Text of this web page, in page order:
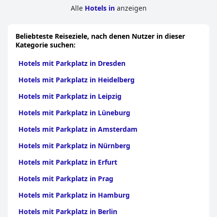
zu einer begrenzten Menüauswahl und Portionsgrößen.
einfach, aber funktional, viele verfügen über moderne
Annehmlichkeiten und kürzlich renovierte Badezimmer.
sein mögen, bleiben sie komfortabel und werden durch
Das Personal der Pension Baranekhof wird für seine
Freundlichkeit, Herzlichkeit und seinen außergewöhnlichen
Kundenservice gelobt, der oft eine einladende und familiäre
Atmosphäre schafft. Das Gästehaus ist sehr familienfreundlich
und verfügt über ein Spielzimmer für Kinder und die
Möglichkeit, Haustiere mitzubringen, was zur integrativen
Umgebung beiträgt.
Für Ski-Enthusiasten sorgt die Lage der Pension Baranekhof für
Resorts, wobei gut bewertete Skiaufbewahrungsmöglichkeiten
ausgezeichnete Skiinfrastruktur machen es zu einer Top-Wahl
Alle Hotels in anzeigen
Beliebteste Reiseziele, nach denen Nutzer in dieser
Kategorie suchen:
Hotels mit Parkplatz in Dresden
Hotels mit Parkplatz in Heidelberg
Hotels mit Parkplatz in Leipzig
Hotels mit Parkplatz in Lüneburg
Hotels mit Parkplatz in Amsterdam
Hotels mit Parkplatz in Nürnberg
Hotels mit Parkplatz in Erfurt
Hotels mit Parkplatz in Prag
Hotels mit Parkplatz in Hamburg
Hotels mit Parkplatz in Berlin